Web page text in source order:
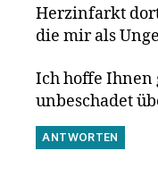
Herzinfarkt
die mir als
Ich hoffe Ihnen
unbeschadet
ANTWORTEN